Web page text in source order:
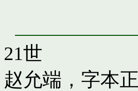
21世
赵允端，字本正